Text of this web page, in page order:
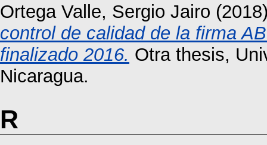
Ortega Valle, Sergio Jairo
control de calidad de la firma
finalizado 2016. Otra thesis,
Nicaragua.
R